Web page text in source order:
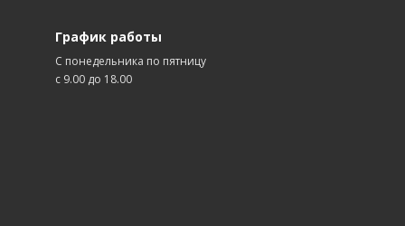
График работы
С понедельника по пятницу
с 9.00 до 18.00